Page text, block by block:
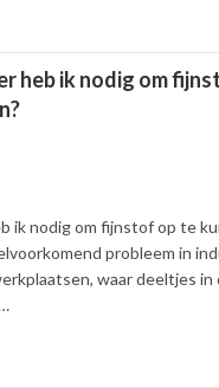
heb ik nodig om
ik nodig om fijnstof op te
probleem in
waar deeltjes in